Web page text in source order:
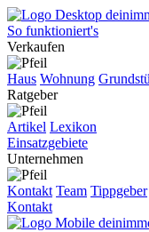
So funktioniert's
Verkaufen
Haus Wohnung
Ratgeber
Artikel Lexikon
Einsatzgebiete
Unternehmen
Kontakt Team Tippgeber
Kontakt